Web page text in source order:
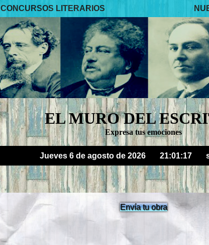
CONCURSOS LITERARIOS
EL MURO DEL
Expresa tus emociones
Jueves 6 de agosto de 202621:01:18
Envía tu obra